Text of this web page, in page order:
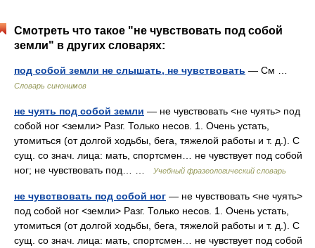
Смотреть что такое "не чувствовать под собой
земли" в других словарях:
под собой земли не слышать, не чувствовать — См …
Словарь синонимов
не чуять под собой земли — не чувствовать <не чуять> под
собой ног <земли> Разг. Только несов. 1. Очень устать,
утомиться (от долгой ходьбы, бега, тяжелой работы и т. д.). С
сущ. со знач. лица: мать, спортсмен… не чувствует под собой
ног; не чувствовать под… …
Учебный фразеологический словарь
не чувствовать под собой ног — не чувствовать <не чуять>
под собой ног <земли> Разг. Только несов. 1. Очень устать,
утомиться (от долгой ходьбы, бега, тяжелой работы и т. д.). С
сущ. со знач. лица: мать, спортсмен… не чувствует под собой